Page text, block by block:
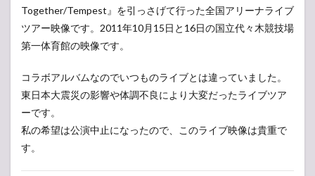
Together/Tempest』を引っさげて行った全国アリーナライブ
ツアー映像です。2011年10月15日と16日の国立代々木競技場
第一体育館の映像です。
コラボアルバムなのでいつものライブとは違っていました。
東日本大震災の影響や体調不良により大変だったライブツア
ーです。
私の希望は公演中止になったので、このライブ映像は貴重で
す。